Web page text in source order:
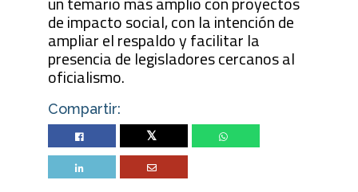
de impacto social, con la intención de
ampliar el respaldo y facilitar la
presencia de legisladores cercanos al
oficialismo.
Compartir:
Twitter